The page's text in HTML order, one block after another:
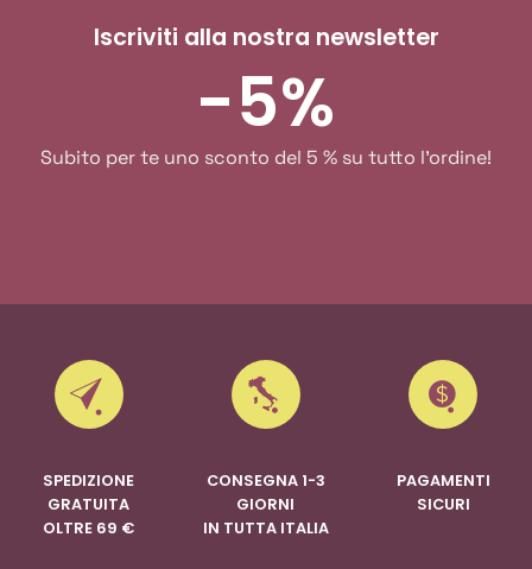
Iscriviti alla nostra newsletter
-5%
Subito per te uno sconto del 5 % su tutto l'ordine!
SPEDIZIONE
GRATUITA
OLTRE 69 €
CONSEGNA 1-3
GIORNI
IN TUTTA ITALIA
PAGAMENTI
SICURI